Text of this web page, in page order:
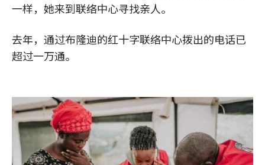
一样，她来到联络中心寻找亲人。
去年，通过布隆迪的红十字联络中心拨出的电话已
超过一万通。